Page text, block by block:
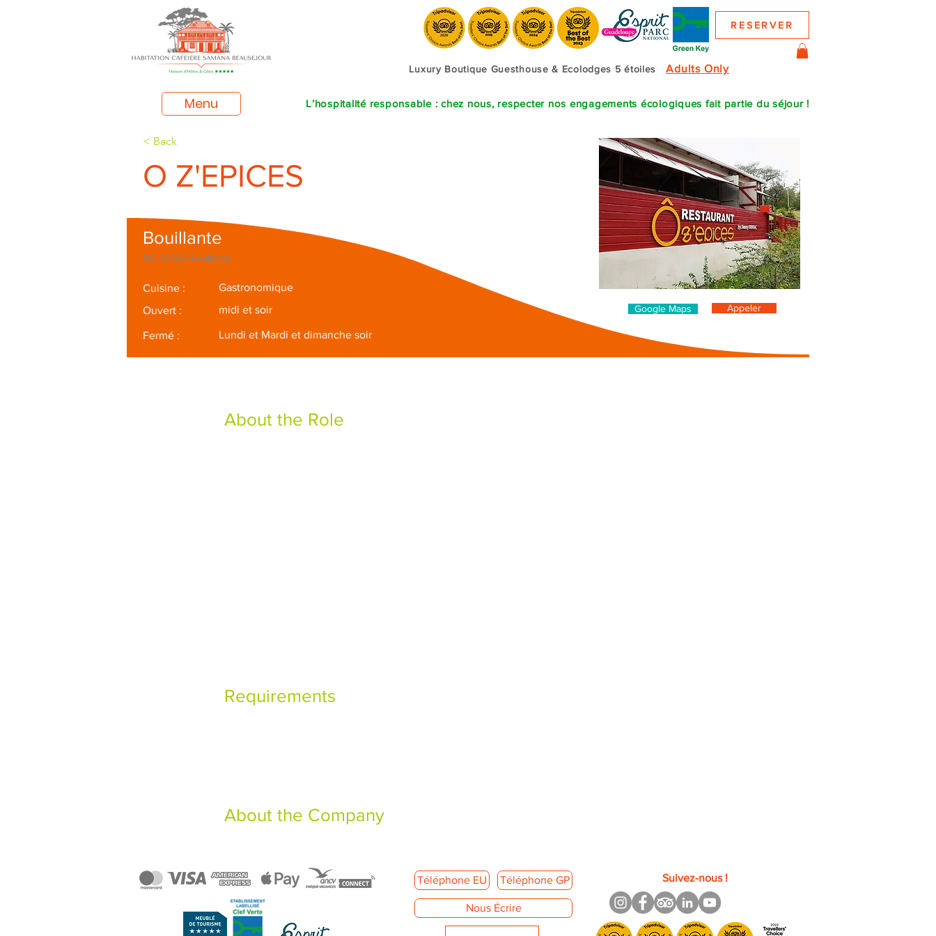
RESERVER
Luxury Boutique Guesthouse & Ecolodges 5 étoilesAdults Only
Menu L’hospitalité responsable : chez nous, respecter nos engagements écologiques fait partie du séjour !
< Back
O Z'EPICES
Bouillante
Gastronomique
N2, 97125 Bouillante
Cuisine :
Ouvert :
Fermé :
midi et soir
Lundi et Mardi et dimanche soir
Google Maps Appeler
About the Role
Requirements
About the Company
Téléphone EU Téléphone GP
Nous Écrire
Suivez-nous !